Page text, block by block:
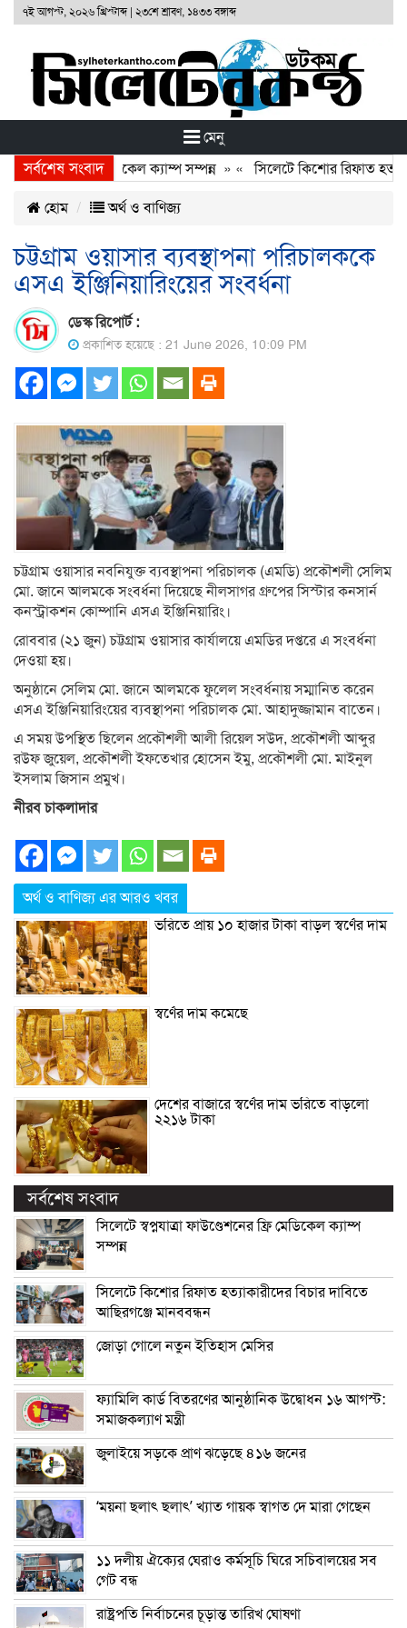
৭ই আগস্ট, ২০২৬ খ্রিস্টাব্দ| ২৩শে শ্রাবণ, ১৪৩৩ বঙ্গাব্দ
মেনু
সর্বশেষ সংবাদ
ফাউণ্ডেশনের ফ্রি মেডিকেল ক্যাম্প সম্পন্ন» « সিলেটে কিশোর রিফাত
হোম অর্থ ও বাণিজ্য
চট্টগ্রাম ওয়াসার ব্যবস্থাপনা পরিচালককে
এসএ ইঞ্জিনিয়ারিংয়ের সংবর্ধনা
ডেস্ক রিপোর্ট :
প্রকাশিত হয়েছে : 21 June 2026, 10:09 PM
চট্টগ্রাম ওয়াসার নবনিযুক্ত ব্যবস্থাপনা পরিচালক (এমডি) প্রকৌশলী সেলিম
মো. জানে আলমকে সংবর্ধনা দিয়েছে নীলসাগর গ্রুপের সিস্টার কনসার্ন
কনস্ট্রাকশন কোম্পানি এসএ ইঞ্জিনিয়ারিং।
রোববার (২১ জুন) চট্টগ্রাম ওয়াসার কার্যালয়ে এমডির দপ্তরে এ সংবর্ধনা
দেওয়া হয়।
অনুষ্ঠানে সেলিম মো. জানে আলমকে ফুলেল সংবর্ধনায় সম্মানিত করেন
এসএ ইঞ্জিনিয়ারিংয়ের ব্যবস্থাপনা পরিচালক মো. আহাদুজ্জামান বাতেন।
এ সময় উপস্থিত ছিলেন প্রকৌশলী আলী রিয়েল সউদ, প্রকৌশলী আব্দুর
রউফ জুয়েল, প্রকৌশলী ইফতেখার হোসেন ইমু, প্রকৌশলী মো. মাইনুল
ইসলাম জিসান প্রমুখ।
নীরব চাকলাদার
অর্থ ও বাণিজ্য এর আরও খবর
ভরিতে প্রায় ১০ হাজার টাকা বাড়ল স্বর্ণের দাম
স্বর্ণের দাম কমেছে
দেশের বাজারে স্বর্ণের দাম ভরিতে বাড়লো
২২১৬ টাকা
সর্বশেষ সংবাদ
সিলেটে স্বপ্নযাত্রা ফাউণ্ডেশনের ফ্রি মেডিকেল ক্যাম্প
সম্পন্ন
সিলেটে কিশোর রিফাত হত্যাকারীদের বিচার দাবিতে
আছিরগঞ্জে মানববন্ধন
জোড়া গোলে নতুন ইতিহাস মেসির
ফ্যামিলি কার্ড বিতরণের আনুষ্ঠানিক উদ্বোধন ১৬ আগস্ট:
সমাজকল্যাণ মন্ত্রী
জুলাইয়ে সড়কে প্রাণ ঝড়েছে ৪১৬ জনের
‘ময়না ছলাৎ ছলাৎ’ খ্যাত গায়ক স্বাগত দে মারা গেছেন
১১ দলীয় ঐক্যের ঘেরাও কর্মসূচি ঘিরে সচিবালয়ের সব
গেট বন্ধ
রাষ্ট্রপতি নির্বাচনের চূড়ান্ত তারিখ ঘোষণা